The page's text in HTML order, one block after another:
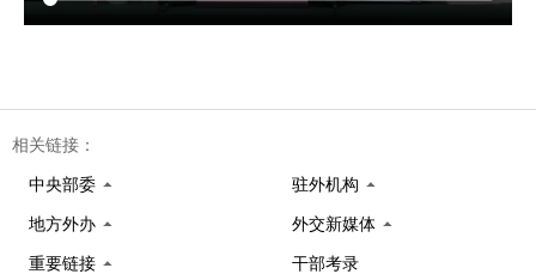
相关链接：
中央部委 驻外机构
地方外办 外交新媒体
重要链接 干部考录